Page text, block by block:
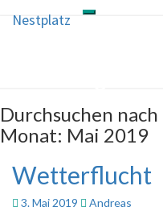
Skip
Toggle
Nestplatz
Nestplatz
Durchsuchen nach
Monat: Mai 2019
Wetterflucht
Wetterflucht
3. Mai 2019 Andreas